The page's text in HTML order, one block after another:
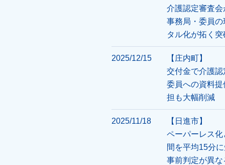
介護認定審査
事務局・委員
タル化が拓く突
2025/12/15
【庄内町】
交付金で介護
委員への資料
担も大幅削減
2025/11/18
【日進市】
ペーパーレス
間を平均15分
事前判定が異